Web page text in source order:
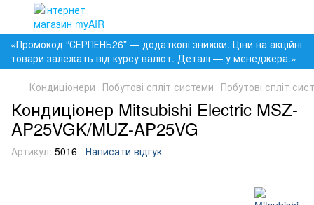
«Промокод “СЕРПЕНЬ26” — додаткові знижки. Ціни на акційні
товари залежать від курсу валют. Деталі — у менеджера.»
Кондиціонери Побутові спліт системи Побутові спліт
Кондиціонер Mitsubishi Electric MSZ-
AP25VGK/MUZ-AP25VG
Артикул: 5016 Написати відгук